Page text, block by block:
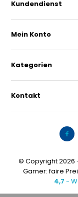
Kundendienst
Mein Konto
Kategorien
Kontakt
© Copyright 2026
Gamer: faire
4,7 -